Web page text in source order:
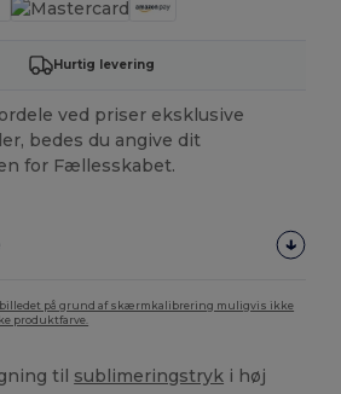
Hurtig levering
ved priser eksklusive
bedes du angive dit
for Fællesskabet.
på grund af skærmkalibrering muligvis ikke
produktfarve.
til sublimeringstryk i høj